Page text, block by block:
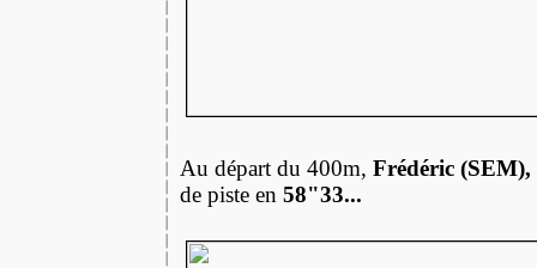
Au départ du 400m, Frédéric (SEM),
de piste en 58"33...